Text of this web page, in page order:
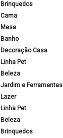
Brinquedos
Cama
Mesa
Banho
Decoração Casa
Linha Pet
Beleza
Jardim e Ferramentas
Lazer
Linha Pet
Beleza
Brinquedos